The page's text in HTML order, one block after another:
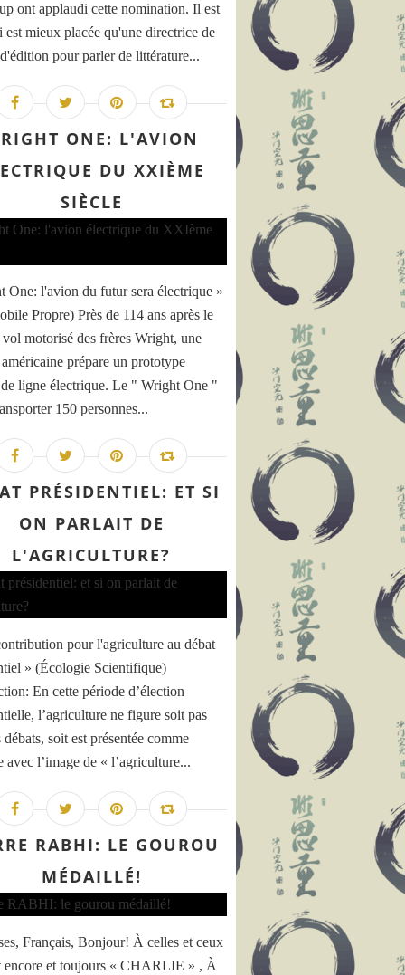
ont applaudi cette nomination. Il est
est mieux placée qu'une directrice de
pour parler de littérature...
ONE: L'AVION
DU XXIÈME
SIÈCLE
One: l'avion du futur sera électrique »
Propre) Près de 114 ans après le
motorisé des frères Wright, une
prépare un prototype
ligne électrique. Le " Wright One "
150 personnes...
PRÉSIDENTIEL: ET SI
ON PARLAIT DE
L'AGRICULTURE?
pour l'agriculture au débat
» (Écologie Scientifique)
En cette période d’élection
l’agriculture ne figure soit pas
débats, soit est présentée comme
avec l’image de « l’agriculture...
RABHI: LE GOUROU
MÉDAILLÉ!
Français, Bonjour! À celles et ceux
encore et toujours « CHARLIE » , À